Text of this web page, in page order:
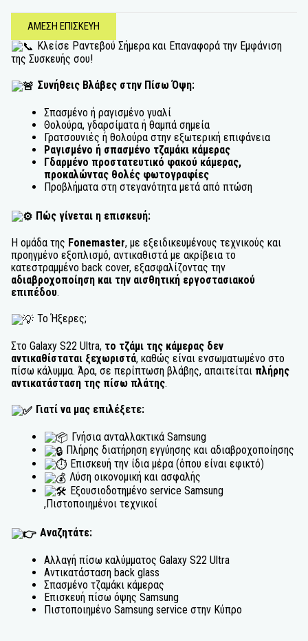
ΑΜΕΣΗ ΕΠΙΣΚΕΥΗ
Κλείσε Ραντεβού Σήμερα και Επαναφορά την Εμφάνιση
της Συσκευής σου!
Συνήθεις Βλάβες στην Πίσω Όψη:
Σπασμένο ή ραγισμένο γυαλί
Θολούρα, γδαρσίματα ή θαμπά σημεία
Γρατσουνιές ή θολούρα στην εξωτερική επιφάνεια
Ραγισμένο ή σπασμένο τζαμάκι κάμερας
Γδαρμένο προστατευτικό φακού κάμερας,
προκαλώντας θολές φωτογραφίες
Προβλήματα στη στεγανότητα μετά από πτώση
Πώς γίνεται η επισκευή:
Η ομάδα της Fonemaster, με εξειδικευμένους τεχνικούς και
προηγμένο εξοπλισμό, αντικαθιστά με ακρίβεια το
κατεστραμμένο back cover, εξασφαλίζοντας την
αδιαβροχοποίηση και την αισθητική εργοστασιακού
επιπέδου.
Το Ήξερες;
Στο Galaxy S22 Ultra, το τζάμι της κάμερας δεν
αντικαθίσταται ξεχωριστά, καθώς είναι ενσωματωμένο στο
πίσω κάλυμμα. Άρα, σε περίπτωση βλάβης, απαιτείται πλήρης
αντικατάσταση της πίσω πλάτης.
Γιατί να μας επιλέξετε:
Γνήσια ανταλλακτικά Samsung
Πλήρης διατήρηση εγγύησης και αδιαβροχοποίησης
Επισκευή την ίδια μέρα (όπου είναι εφικτό)
Λύση οικονομική και ασφαλής
Εξουσιοδοτημένο service Samsung
,Πιστοποιημένοι τεχνικοί
Αναζητάτε:
Αλλαγή πίσω καλύμματος Galaxy S22 Ultra
Αντικατάσταση back glass
Σπασμένο τζαμάκι κάμερας
Επισκευή πίσω όψης Samsung
Πιστοποιημένο Samsung service στην Κύπρο